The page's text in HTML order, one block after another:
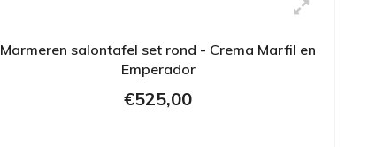
Marmeren salontafel set rond - Crema Marfil en
Emperador
€525,00